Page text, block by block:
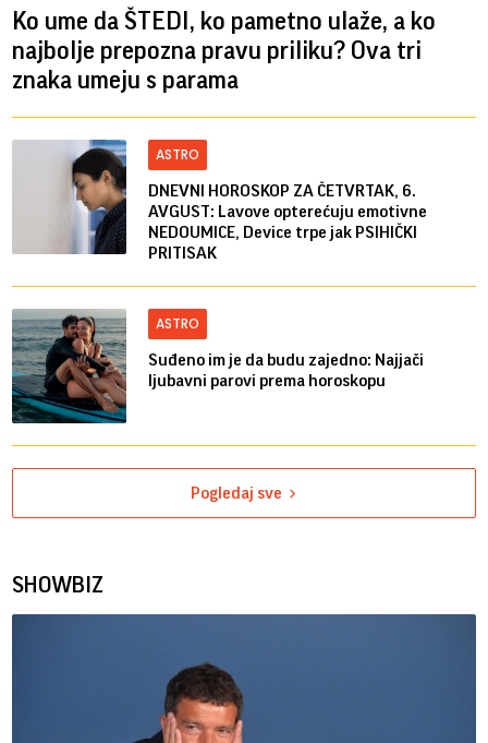
Ko ume da ŠTEDI, ko pametno ulaže, a ko
najbolje prepozna pravu priliku? Ova tri
znaka umeju s parama
ASTRO
DNEVNI HOROSKOP ZA ČETVRTAK, 6.
AVGUST: Lavove opterećuju emotivne
NEDOUMICE, Device trpe jak PSIHIČKI
PRITISAK
ASTRO
Suđeno im je da budu zajedno: Najjači
ljubavni parovi prema horoskopu
Pogledaj sve
SHOWBIZ